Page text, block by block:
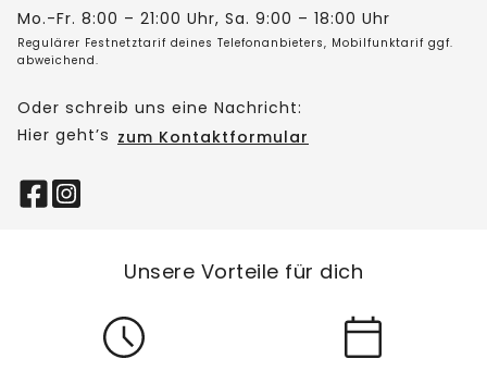
Mo.-Fr. 8:00 – 21:00 Uhr, Sa. 9:00 – 18:00 Uhr
Regulärer Festnetztarif deines Telefonanbieters, Mobilfunktarif ggf.
abweichend.
Oder schreib uns eine Nachricht:
Hier geht’s zum Kontaktformular
Unsere Vorteile für dich